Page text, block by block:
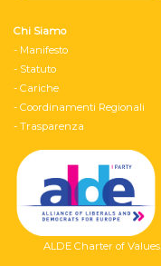
Chi Siamo
- Manifesto
- Statuto
- Cariche
- Coordinamenti Regionali
- Trasparenza
ALDE Charter of Values